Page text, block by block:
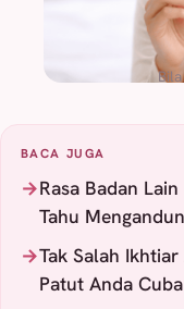
BACA JUGA
Rasa Badan
Tahu
Tak Salah
Patut Anda